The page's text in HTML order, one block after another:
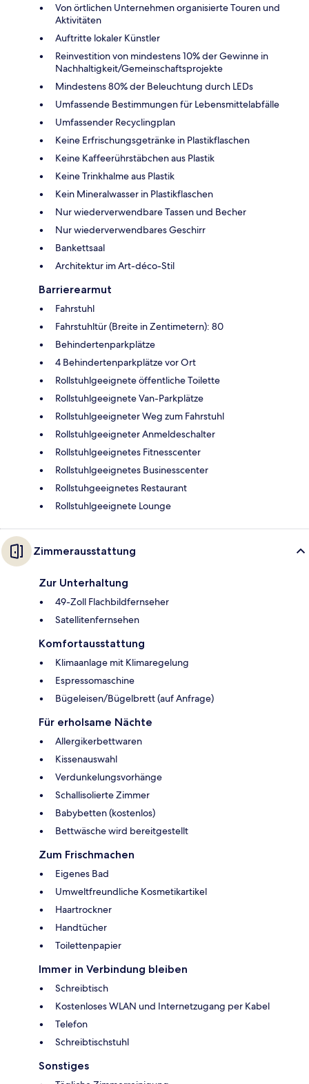
Von örtlichen Unternehmen organisierte Touren und
Aktivitäten
Auftritte lokaler Künstler
Reinvestition von mindestens 10% der Gewinne in
Nachhaltigkeit/Gemeinschaftsprojekte
Mindestens 80% der Beleuchtung durch LEDs
Umfassende Bestimmungen für Lebensmittelabfälle
Umfassender Recyclingplan
Keine Erfrischungsgetränke in Plastikflaschen
Keine Kaffeerührstäbchen aus Plastik
Keine Trinkhalme aus Plastik
Kein Mineralwasser in Plastikflaschen
Nur wiederverwendbare Tassen und Becher
Nur wiederverwendbares Geschirr
Bankettsaal
Architektur im Art-déco-Stil
Barrierearmut
Fahrstuhl
Fahrstuhltür (Breite in Zentimetern): 80
Behindertenparkplätze
4 Behindertenparkplätze vor Ort
Rollstuhlgeeignete öffentliche Toilette
Rollstuhlgeeignete Van-Parkplätze
Rollstuhlgeeigneter Weg zum Fahrstuhl
Rollstuhlgeeigneter Anmeldeschalter
Rollstuhlgeeignetes Fitnesscenter
Rollstuhlgeeignetes Businesscenter
Rollstuhgeeignetes Restaurant
Rollstuhlgeeignete Lounge
Zimmerausstattung
Zur Unterhaltung
49-Zoll Flachbildfernseher
Satellitenfernsehen
Komfortausstattung
Klimaanlage mit Klimaregelung
Espressomaschine
Bügeleisen/Bügelbrett (auf Anfrage)
Für erholsame Nächte
Allergikerbettwaren
Kissenauswahl
Verdunkelungsvorhänge
Schallisolierte Zimmer
Babybetten (kostenlos)
Bettwäsche wird bereitgestellt
Zum Frischmachen
Eigenes Bad
Umweltfreundliche Kosmetikartikel
Haartrockner
Handtücher
Toilettenpapier
Immer in Verbindung bleiben
Schreibtisch
Kostenloses WLAN und Internetzugang per Kabel
Telefon
Schreibtischstuhl
Sonstiges